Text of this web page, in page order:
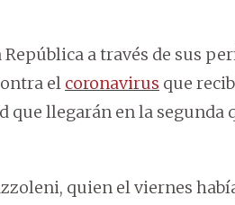
a través de sus
el coronavirus que
que llegarán en la segunda
quien el viernes